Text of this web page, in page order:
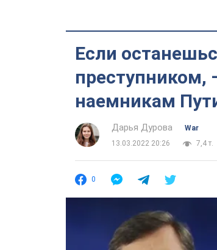
Если
преступником,
наемникам
Дарья Дурова
War
13.03.2022 20:26
7,4 т.
0